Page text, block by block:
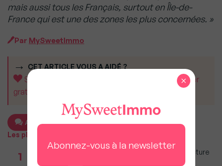
mais aussi tous les Français, surtout en Île-de-
France qui est une des zones les plus concernées. »
Par MySweetImmo
CET ARTICLE VOUS A AIDÉ ?
Soutenez MySweetImmo et aidez-nous à rester
gratuit pour tous.
Ajouter un commentaire
Les plus populaires
1
Taxe foncière 2026 : Ces grandes villes où la facture
restera parmi les plus lourdes
Abonnez-vous à la newsletter
×